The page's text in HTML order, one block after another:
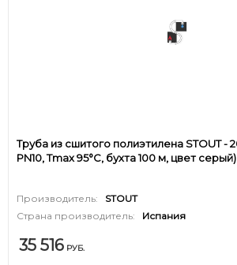
Труба из сшитого полиэтилена STOUT -
PN10, Tmax 95°C, бухта 100 м, цвет серый)
Производитель:
STOUT
Страна производитель:
Испания
35 516 РУБ.